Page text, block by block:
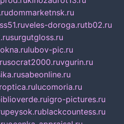
dommarketnsk.ru
veles-doroga.rutb02.ru
surgutgloss.ru
lubov-pic.ru
socrat2000.ruvgurin.ru
sabeonline.ru
lucomoria.ru
igro-pictures.ru
peysok.rublackcountess.ru